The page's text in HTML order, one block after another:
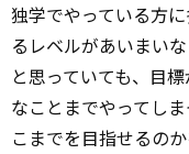
独学でやっている方
るレベルがあいまい
と思っていても、目標
なことまでやってし
こまでを目指せるの